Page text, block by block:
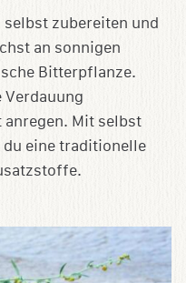
selbst zubereiten und
an sonnigen
Bitterpflanze.
Mit selbst
du eine traditionelle